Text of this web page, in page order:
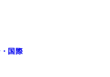
国際